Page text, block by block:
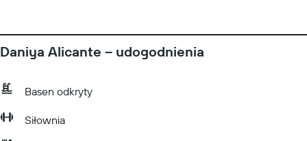
Daniya Alicante – udogodnienia
Basen odkryty
Siłownia